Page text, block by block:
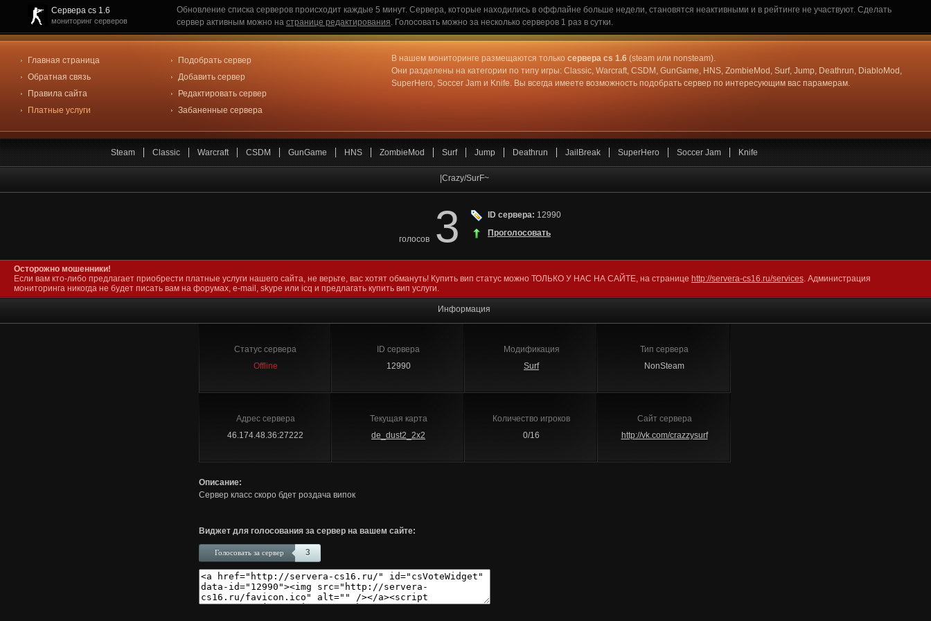
Сервера cs 1.6
мониторинг серверов
Обновление списка серверов происходит каждые 5 минут. Сервера, которые находились в оффлайне больше недели, становятся неактивными и в рейтинге не участвуют. Сделать
сервер активным можно на странице редактирования. Голосовать можно за несколько серверов 1 раз в сутки.
Главная страница
Обратная связь
Правила сайта
Платные услуги
Подобрать сервер
Добавить сервер
Редактировать сервер
Забаненные сервера
В нашем мониторинге размещаются только сервера cs 1.6(steam или nonsteam).
Они разделены на категории по типу игры: Classic, Warcraft, CSDM, GunGame, HNS, ZombieMod, Surf, Jump, Deathrun, DiabloMod,
SuperHero, Soccer Jam и Knife. Вы всегда имеете возможность подобрать сервер по интересующим вас парамерам.
Steam Classic Warcraft CSDM GunGame HNS ZombieMod Surf Jump Deathrun JailBreak SuperHero Soccer Jam Knife
|Crazy/SurF~
голосов 3 ID сервера: 12990
Проголосовать
Осторожно мошенники!
Если вам кто-либо предлагает приобрести платные услуги нашего сайта, не верьте, вас хотят обмануть! Купить вип статус можно ТОЛЬКО У НАС НА САЙТЕ, на странице http://servera-cs16.ru/services. Администрация
мониторинга никогда не будет писать вам на форумах, e-mail, skype или icq и предлагать купить вип услуги.
Информация
Статус сервера
Offline
ID сервера
12990
Модификация
Surf
Тип сервера
NonSteam
Адрес сервера
46.174.48.36:27222
Текущая карта
de_dust2_2x2
Количество игроков
0/16
Сайт сервера
http://vk.com/crazzysurf
Описание:
Сервер класс скоро бдет роздача випок
Виджет для голосования за сервер на вашем сайте:
3
Голосовать за сервер